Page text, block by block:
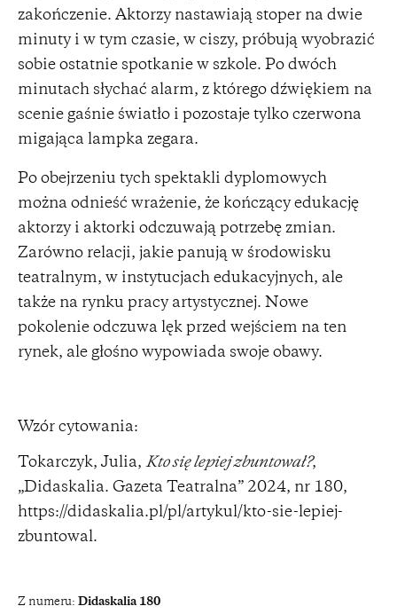
zakończenie. Aktorzy nastawiają stoper na dwie
minuty i w tym czasie, w ciszy, próbują wyobrazić
sobie ostatnie spotkanie w szkole. Po dwóch
minutach słychać alarm, z którego dźwiękiem na
scenie gaśnie światło i pozostaje tylko czerwona
migająca lampka zegara.
Po obejrzeniu tych spektakli dyplomowych
można odnieść wrażenie, że kończący edukację
aktorzy i aktorki odczuwają potrzebę zmian.
Zarówno relacji, jakie panują w środowisku
teatralnym, w instytucjach edukacyjnych, ale
także na rynku pracy artystycznej. Nowe
pokolenie odczuwa lęk przed wejściem na ten
rynek, ale głośno wypowiada swoje obawy.
Wzór cytowania:
Tokarczyk, Julia, Kto się lepiej zbuntował?,
„Didaskalia. Gazeta Teatralna” 2024, nr 180,
https://didaskalia.pl/pl/artykul/kto-sie-lepiej-
zbuntowal.
Z numeru: Didaskalia 180